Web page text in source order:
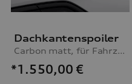
Dachkantenspoiler
Carbon matt, für Fahrzeuge mit S line Exterieurpaket
*1.550,00 €